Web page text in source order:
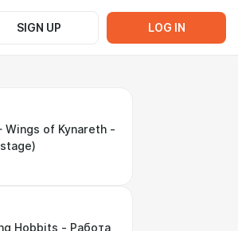
SIGN UP LOG IN
Wings of Kynareth -
Hobbits - Работа